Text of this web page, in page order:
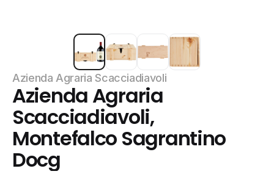
Azienda Agraria Scacciadiavoli
Azienda Agraria
Scacciadiavoli,
Montefalco Sagrantino
Docg